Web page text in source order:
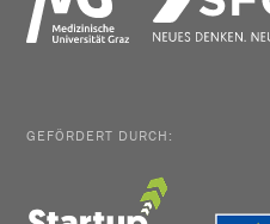
GEFÖRDERT DURCH: